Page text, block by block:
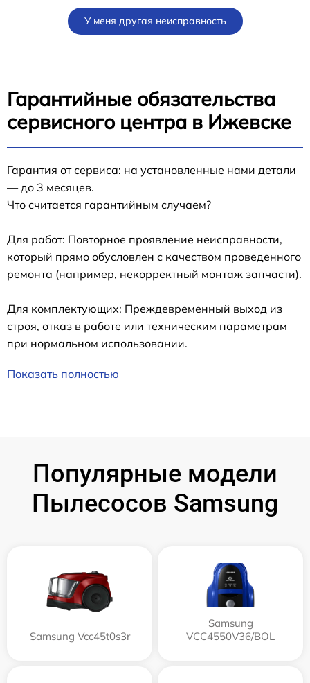
У меня другая неисправность
Гарантийные обязательства
сервисного центра в Ижевске
Гарантия от сервиса: на установленные нами детали
— до 3 месяцев.
Что считается гарантийным случаем?
Для работ: Повторное проявление неисправности,
который прямо обусловлен с качеством проведенного
ремонта (например, некорректный монтаж запчасти).
Для комплектующих: Преждевременный выход из
строя, отказ в работе или техническим параметрам
при нормальном использовании.
Показать полностью
Популярные модели
Пылесосов Samsung
Samsung Vcc45t0s3r
Samsung
VCC4550V36/BOL